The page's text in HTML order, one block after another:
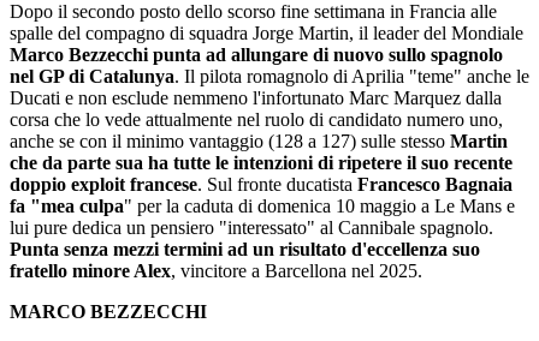
Dopo il secondo posto dello scorso fine settimana in Francia alle
spalle del compagno di squadra Jorge Martin, il leader del Mondiale
Marco Bezzecchi punta ad allungare di nuovo sullo spagnolo
nel GP di Catalunya. Il pilota romagnolo di Aprilia "teme" anche le
Ducati e non esclude nemmeno l'infortunato Marc Marquez dalla
corsa che lo vede attualmente nel ruolo di candidato numero uno,
anche se con il minimo vantaggio (128 a 127) sulle stesso Martin
che da parte sua ha tutte le intenzioni di ripetere il suo recente
doppio exploit francese. Sul fronte ducatista Francesco Bagnaia
fa "mea culpa" per la caduta di domenica 10 maggio a Le Mans e
lui pure dedica un pensiero "interessato" al Cannibale spagnolo.
Punta senza mezzi termini ad un risultato d'eccellenza suo
fratello minore Alex, vincitore a Barcellona nel 2025.
MARCO BEZZECCHI